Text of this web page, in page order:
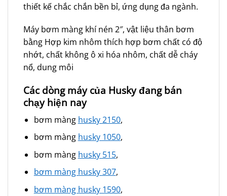
thiết kế chắc chắn bền bỉ, ứng dụng đa ngành.
Máy bơm màng khí nén 2″, vật liệu thân bơm
bằng Hợp kim nhôm thích hợp bơm chất có độ
nhớt, chất không ô xi hóa nhôm, chất dễ cháy
nổ, dung môi
Các dòng máy của Husky đang bán
chạy hiện nay
bơm màng husky 2150,
bơm màng husky 1050,
bơm màng husky 515,
bơm màng husky 307,
bơm màng husky 1590,